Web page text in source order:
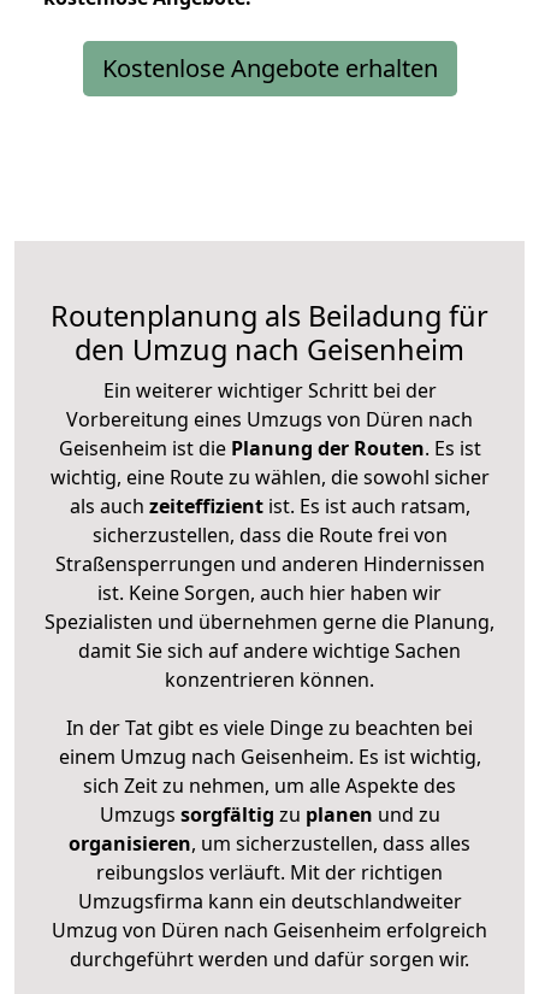
Kostenlose Angebote erhalten
Routenplanung als Beiladung für
den Umzug nach Geisenheim
Ein weiterer wichtiger Schritt bei der
Vorbereitung eines Umzugs von Düren nach
Geisenheim ist diePlanung der Routen. Es ist
wichtig, eine Route zu wählen, die sowohl sicher
als auch zeiteffizientist. Es ist auch ratsam,
sicherzustellen, dass die Route frei von
Straßensperrungen und anderen Hindernissen
ist. Keine Sorgen, auch hier haben wir
Spezialisten und übernehmen gerne die Planung,
damit Sie sich auf andere wichtige Sachen
konzentrieren können.
In der Tat gibt es viele Dinge zu beachten bei
einem Umzug nach Geisenheim. Es ist wichtig,
sich Zeit zu nehmen, um alle Aspekte des
Umzugs sorgfältig zu planen und zu
organisieren, um sicherzustellen, dass alles
reibungslos verläuft. Mit der richtigen
Umzugsfirma kann ein deutschlandweiter
Umzug von Düren nach Geisenheim erfolgreich
durchgeführt werden und dafür sorgen wir.